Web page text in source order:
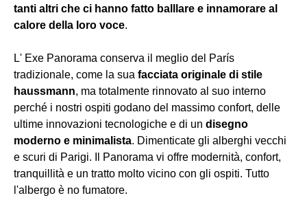
tanti altri che ci hanno fatto balllare e innamorare al
calore della loro voce.
L' Exe Panorama conserva il meglio del París
tradizionale, come la sua facciata originale di stile
haussmann, ma totalmente rinnovato al suo interno
perché i nostri ospiti godano del massimo confort, delle
ultime innovazioni tecnologiche e di un disegno
moderno e minimalista. Dimenticate gli alberghi vecchi
e scuri di Parigi. Il Panorama vi offre modernità, confort,
tranquillità e un tratto molto vicino con gli ospiti. Tutto
l'albergo è no fumatore.